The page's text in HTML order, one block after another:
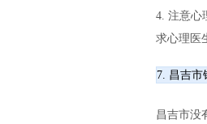
4. 注意心
求心理医
7. 昌吉市
昌吉市没